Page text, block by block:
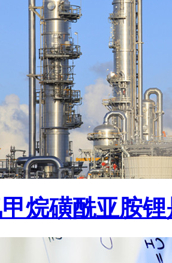
烷磺酰亚胺